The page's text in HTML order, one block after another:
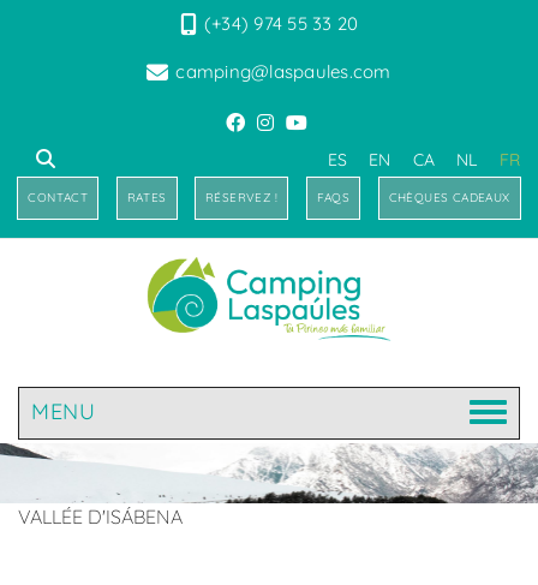
(+34) 974 55 33 20
camping@laspaules.com
ES EN CA NL FR
CONTACT RATES RÉSERVEZ ! FAQS CHÈQUES CADEAUX
MENU
VALLÉE D'ISÁBENA